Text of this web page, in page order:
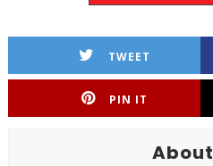
TWEET
PIN IT
About